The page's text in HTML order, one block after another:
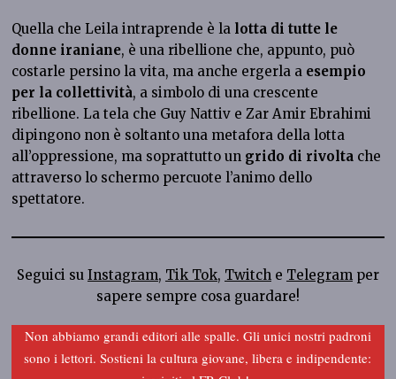
Quella che Leila intraprende è la lotta di tutte le
donne iraniane, è una ribellione che, appunto, può
costarle persino la vita, ma anche ergerla a esempio
per la collettività, a simbolo di una crescente
ribellione. La tela che Guy Nattiv e Zar Amir Ebrahimi
dipingono non è soltanto una metafora della lotta
all’oppressione, ma soprattutto un grido di rivolta che
attraverso lo schermo percuote l’animo dello
spettatore.
Seguici su Instagram, Tik Tok, Twitche Telegramper
sapere sempre cosa guardare!
Non abbiamo grandi editori alle spalle. Gli unici nostri padroni
sono i lettori. Sostieni la cultura giovane, libera e indipendente: